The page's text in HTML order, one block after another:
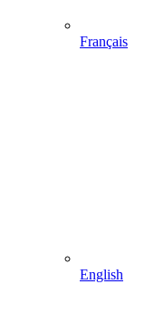
Français
English